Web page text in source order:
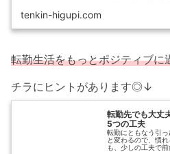
tenkin-higupi.com
転勤生活をもっとポジティブに
チラにヒントがあります◎↓
転勤先でも大丈
5つの工夫
転勤にともなう引
と変わるので、慣
も、少しの工夫で